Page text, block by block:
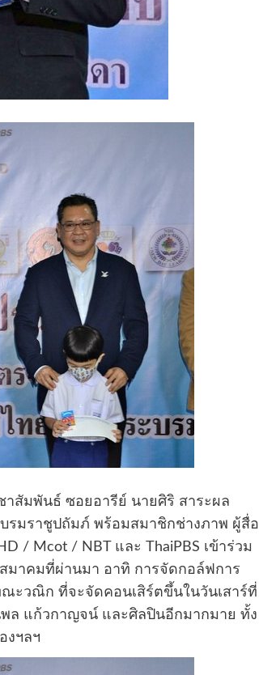
สัมพันธ์ ซอยอารีย์ นายศิริ สาระผล
รมราชูปถัมภ์ พร้อมสมาชิกช่างภาพ ผู้สื่อ
/ Mcot / NBT และ ThaiPBS เข้าร่วม
มาคมที่ผ่านมา อาทิ การจัดกอล์ฟการ
ณะวณิก ที่จะจัดคอนเสิร์ตขึ้นในวันเสาร์ที่
พล แก้วกาญจน์ และศิลปินอีกมากมาย ทั้ง
งฯลฯ